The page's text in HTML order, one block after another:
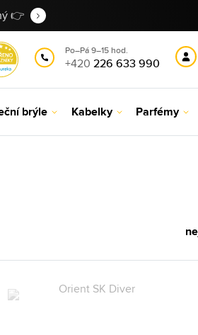
👉
Po–Pá 9–15 hod.
+420 226 633 990
brýle Kabelky Parfémy